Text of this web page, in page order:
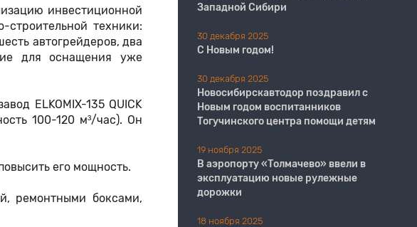
инвестиционной
техники:
автогрейдеров, два
для оснащения уже
ELKOMIX-135 QUICK
100-120 м³/час). Он
его мощность.
ремонтными боксами,
Западной Сибири
30 декабря 2025
С Новым годом!
30 декабря 2025
Новосибирскавтодор поздравил с
Новым годом воспитанников
Тогучинского центра помощи детям
19 ноября 2025
В аэропорту «Толмачево» ввели в
эксплуатацию новые рулежные
дорожки
18 ноября 2025